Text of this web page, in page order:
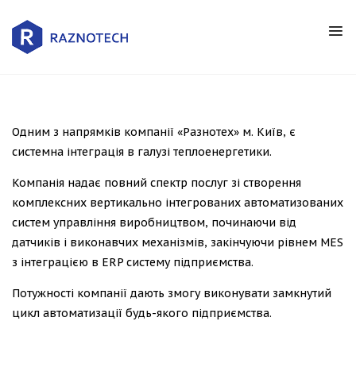
Одним з напрямків компанії «Разнотех» м. Київ, є
системна інтеграція в галузі теплоенергетики.
Компанія надає повний спектр послуг зі створення
комплексних вертикально інтегрованих автоматизованих
систем управління виробництвом, починаючи від
датчиків і виконавчих механізмів, закінчуючи рівнем MES
з інтеграцією в ERP систему підприємства.
Потужності компанії дають змогу виконувати замкнутий
цикл автоматизації будь-якого підприємства.